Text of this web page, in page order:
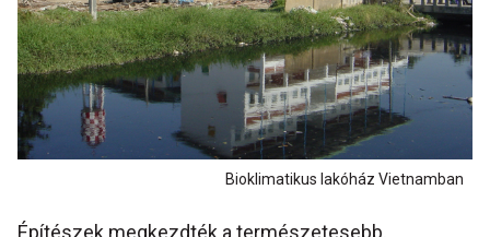
Bioklimatikus lakóház Vietnamban
Építészek megkezdték a természetesebb,